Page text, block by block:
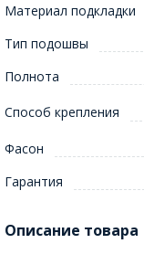
Материал подкладки
Тип подошвы
Полнота
Способ крепления
Фасон
Гарантия
Описание товара